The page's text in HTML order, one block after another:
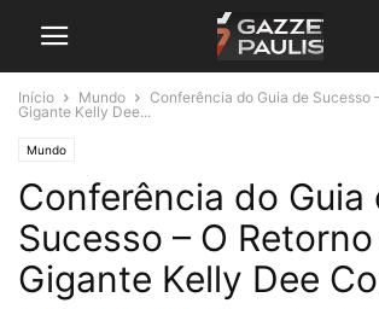
Início Mundo
Conferência do Guia de Sucesso
Gigante Kelly Dee...
Mundo
Conferência do Guia
Sucesso – O
Gigante Kelly Dee